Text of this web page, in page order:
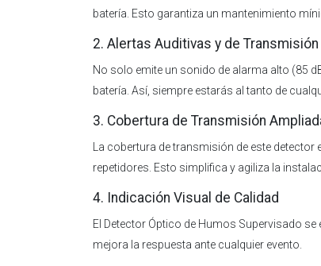
batería. Esto garantiza un mantenimiento
2. Alertas Auditivas y de Transmisión
No solo emite un sonido de alarma alto (85
batería. Así, siempre estarás al tanto de
3. Cobertura de Transmisión
La cobertura de transmisión de este
repetidores. Esto simplifica y agiliza la
4. Indicación Visual de Calidad
El Detector Óptico de Humos Supervisado
mejora la respuesta ante cualquier evento.